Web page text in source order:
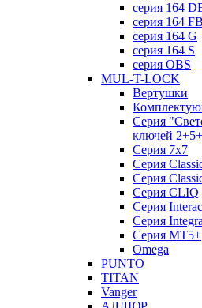
серия 164
серия 164 FB
серия 164 G
серия 164 S
серия OBS
MUL-T-LOCK
Вертушки
Серия
ключей
Серия 7х7
Серия
Серия
Серия CLIQ
Серия
Серия
Серия MT5+
Omega
PUNTO
TITAN
Vanger